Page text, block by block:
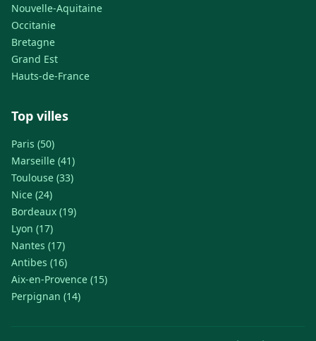
Nouvelle-Aquitaine
Occitanie
Bretagne
Grand Est
Hauts-de-France
Top villes
Paris (50)
Marseille (41)
Toulouse (33)
Nice (24)
Bordeaux (19)
Lyon (17)
Nantes (17)
Antibes (16)
Aix-en-Provence (15)
Perpignan (14)